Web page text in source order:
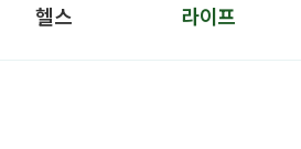
헬스 라이프